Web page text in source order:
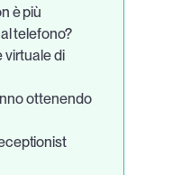
è più
telefono?
virtuale di
ottenendo